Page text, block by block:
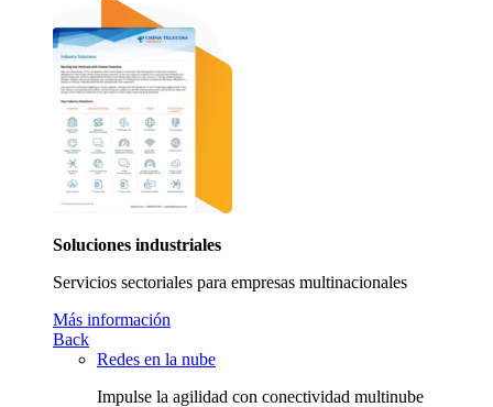
Soluciones industriales
Servicios sectoriales para empresas multinacionales
Más información
Back
Redes en la nube
Impulse la agilidad con conectividad multinube